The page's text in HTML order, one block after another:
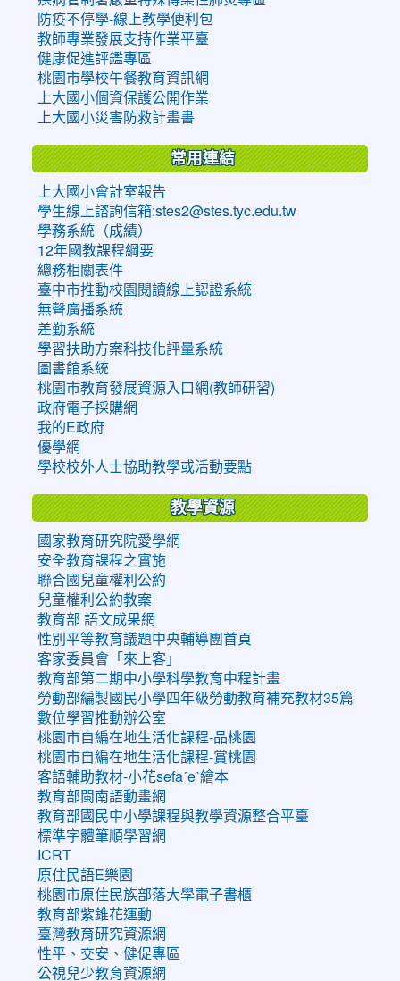
防疫不停學-線上教學便利包
教師專業發展支持作業平臺
健康促進評鑑專區
桃園市學校午餐教育資訊網
上大國小個資保護公開作業
上大國小災害防救計畫書
常用連結
上大國小會計室報告
學生線上諮詢信箱:stes2@stes.tyc.edu.tw
學務系統（成績）
12年國教課程綱要
總務相關表件
臺中市推動校園閱讀線上認證系統
無聲廣播系統
差勤系統
學習扶助方案科技化評量系統
圖書館系統
桃園市教育發展資源入口網(教師研習)
政府電子採購網
我的E政府
優學網
學校校外人士協助教學或活動要點
教學資源
國家教育研究院愛學網
安全教育課程之實施
聯合國兒童權利公約
兒童權利公約教案
教育部 語文成果網
性別平等教育議題中央輔導團首頁
客家委員會「來上客」
教育部第二期中小學科學教育中程計畫
勞動部編製國民小學四年級勞動教育補充教材35篇
數位學習推動辦公室
桃園市自編在地生活化課程-品桃園
桃園市自編在地生活化課程-賞桃園
客語輔助教材-小花sefaˊeˋ繪本
教育部閩南語動畫網
教育部國民中小學課程與教學資源整合平臺
標準字體筆順學習網
ICRT
原住民語E樂園
桃園市原住民族部落大學電子書櫃
教育部紫錐花運動
臺灣教育研究資源網
性平、交安、健促專區
公視兒少教育資源網